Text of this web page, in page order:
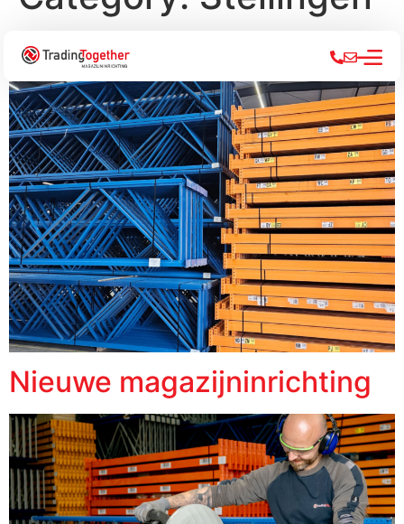
Magazijnstellingen
Nieuwe magazijninrichting